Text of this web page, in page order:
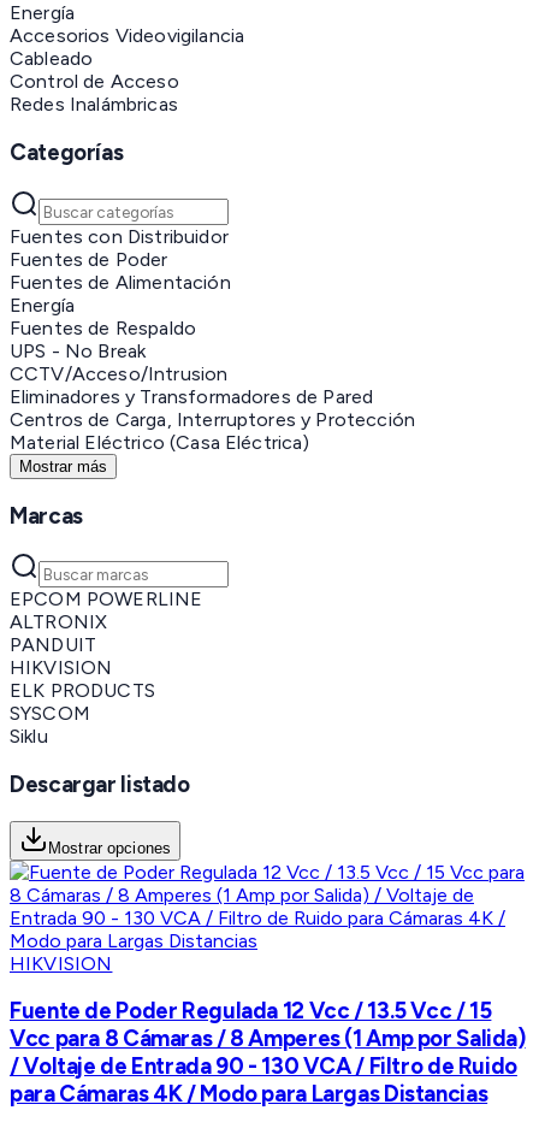
Energía
Accesorios Videovigilancia
Cableado
Control de Acceso
Redes Inalámbricas
Categorías
Fuentes con Distribuidor
Fuentes de Poder
Fuentes de Alimentación
Energía
Fuentes de Respaldo
UPS - No Break
CCTV/Acceso/Intrusion
Eliminadores y Transformadores de Pared
Centros de Carga, Interruptores y Protección
Material Eléctrico (Casa Eléctrica)
Mostrar más
Marcas
EPCOM POWERLINE
ALTRONIX
PANDUIT
HIKVISION
ELK PRODUCTS
SYSCOM
Siklu
Descargar listado
Mostrar opciones
HIKVISION
Fuente de Poder Regulada 12 Vcc / 13.5 Vcc / 15
Vcc para 8 Cámaras / 8 Amperes (1 Amp por Salida)
/ Voltaje de Entrada 90 - 130 VCA / Filtro de Ruido
para Cámaras 4K / Modo para Largas Distancias